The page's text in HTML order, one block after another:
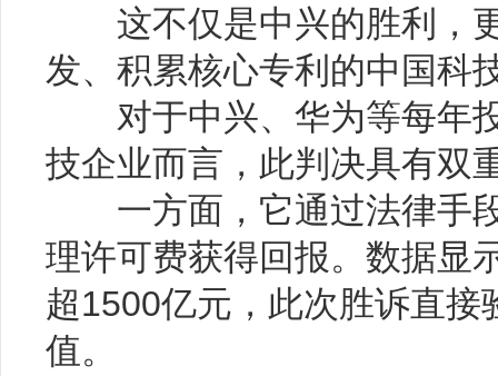
这不仅是中兴的胜利，
发、积累核心专利的中国科
对于中兴、华为等每年
技企业而言，此判决具有双
一方面，它通过法律手
理许可费获得回报。数据显
超1500亿元，此次胜诉直
值。